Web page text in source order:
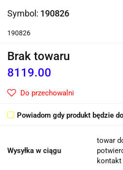
Symbol: 190826
190826
Brak towaru
8119.00
Do przechowalni
Powiadom gdy produkt będzie
Wysyłka w ciągu
towar
kontakt